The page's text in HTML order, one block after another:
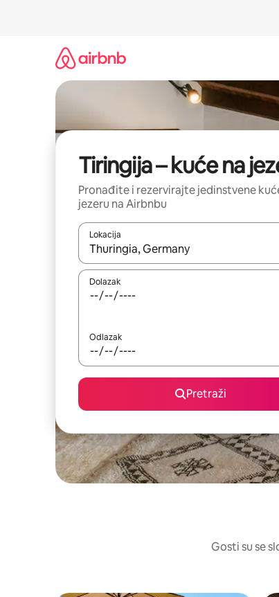
Tiringija – kuće na
Pronađite i rezervirajte jedinstvene
jezeru na Airbnbu
Lokacija
Kada budu dostupni rezultati, moći ćete
Dolazak
Odlazak
Pretraži
Gosti su se